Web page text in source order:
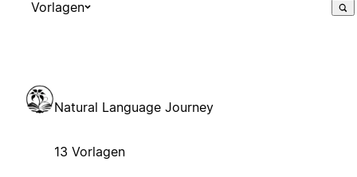
Vorlagen
Natural Language Journey
13 Vorlagen